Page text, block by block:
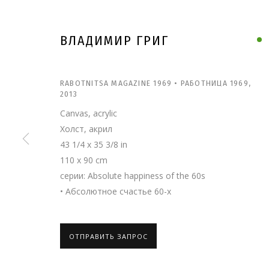
ВЛАДИМИР ГРИГ
ВЛАДИМИР ГРИГ
RABOTNITSA MAGAZINE 1969 • РАБОТНИЦА 1969,
2013
Canvas, acrylic
Холст, акрил
43 1/4 x 35 3/8 in
110 x 90 cm
серии: Absolute happiness of the 60s
• Абсолютное счастье 60-х
ОТПРАВИТЬ ЗАПРОС